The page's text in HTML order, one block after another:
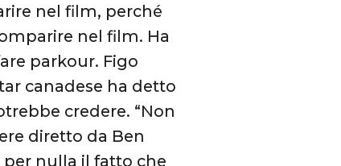
nel film, perché
nel film. Ha
parkour. Figo
canadese ha detto
credere. “Non
diretto da Ben
per nulla il fatto che